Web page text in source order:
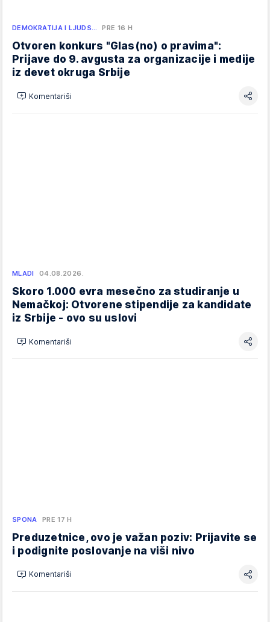
DEMOKRATIJA I LJUDS… PRE 16 H
Otvoren konkurs "Glas(no) o pravima":
Prijave do 9. avgusta za organizacije i medije
iz devet okruga Srbije
Komentariši
MLADI 04.08.2026.
Skoro 1.000 evra mesečno za studiranje u
Nemačkoj: Otvorene stipendije za kandidate
iz Srbije - ovo su uslovi
Komentariši
SPONA PRE 17 H
Preduzetnice, ovo je važan poziv: Prijavite se
i podignite poslovanje na viši nivo
Komentariši